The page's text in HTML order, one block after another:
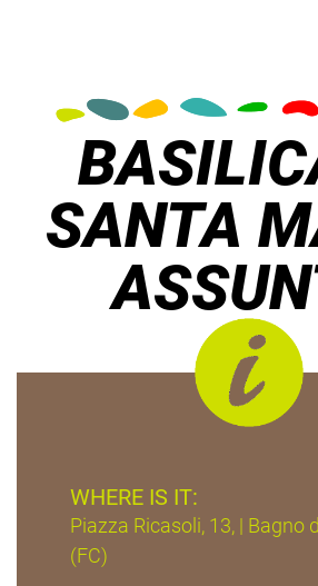
SANTA
WHERE IS IT:
Piazza Ricasoli, 13, | Bagno
(FC)